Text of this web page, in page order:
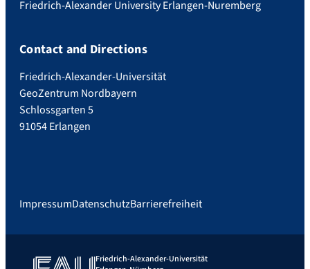
Friedrich-Alexander University Erlangen-Nuremberg
Contact and Directions
Friedrich-Alexander-Universität
GeoZentrum Nordbayern
Schlossgarten 5
91054 Erlangen
ImpressumDatenschutzBarrierefreiheit
Friedrich-Alexander-Universität